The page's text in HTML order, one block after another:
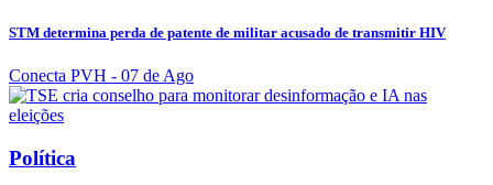
STM determina perda de patente de militar acusado de transmitir HIV
Conecta PVH - 07 de Ago
Política